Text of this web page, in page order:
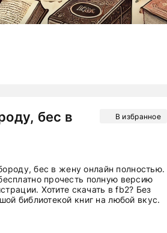
бес в
В избранное
бес в жену онлайн полностью.
прочесть полную версию
Хотите скачать в fb2? Без
библиотекой книг на любой вкус.